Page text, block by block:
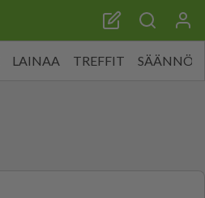
LAINAA TREFFIT SÄÄNNÖT